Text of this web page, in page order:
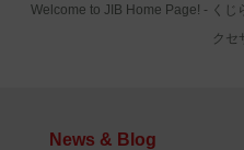
Welcome to JIB Home Page! ‐ く
クセ
News & Blog